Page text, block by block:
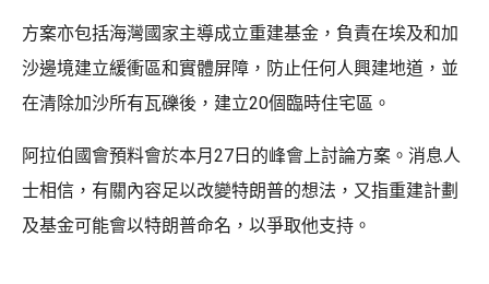
方案亦包括海灣國家主導成立重建基金，負責在埃及和加
沙邊境建立緩衝區和實體屏障，防止任何人興建地道，並
在清除加沙所有瓦礫後，建立20個臨時住宅區。
阿拉伯國會預料會於本月27日的峰會上討論方案。消息人
士相信，有關內容足以改變特朗普的想法，又指重建計劃
及基金可能會以特朗普命名，以爭取他支持。